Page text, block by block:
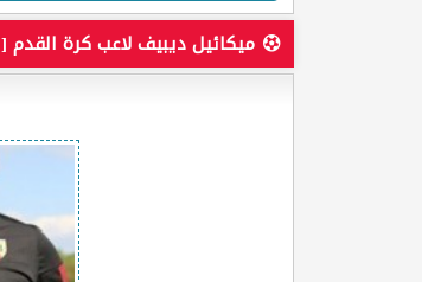
ميكائيل ديبيف لاعب كرة القدم [ MICKAEL DEBEVE ]